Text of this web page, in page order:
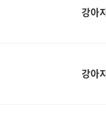
강아지
강아지